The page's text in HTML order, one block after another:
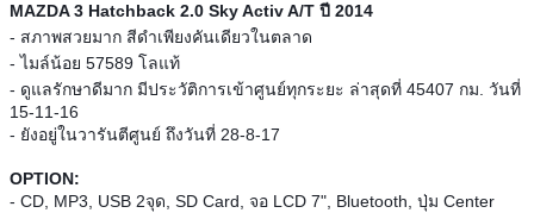
MAZDA 3 Hatchback 2.0 Sky Activ A/T ปี 2014
- สภาพสวยมาก สีดำเพียงคันเดียวในตลาด
- ไมล์น้อย 57589 โลแท้
- ดูแลรักษาดีมาก มีประวัติการเข้าศูนย์ทุกระยะ ล่าสุดที่ 45407 กม. วันที่
15-11-16
- ยังอยู่ในวารันตีศูนย์ ถึงวันที่ 28-8-17
OPTION:
- CD, MP3, USB 2จุด, SD Card, จอ LCD 7", Bluetooth, ปุ่ม Center